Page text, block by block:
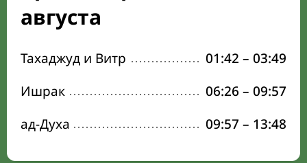
августа
Тахаджуд и Витр 01:42 – 03:49
Ишрак
06:26 – 09:57
ад-Духа
09:57 – 13:48